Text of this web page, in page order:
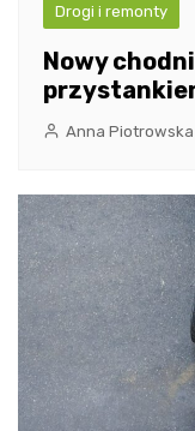
Drogi i remonty
Nowy
Anna Piotrowska